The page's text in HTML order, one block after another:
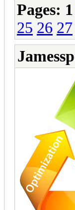
Pages: 1
25 26 27